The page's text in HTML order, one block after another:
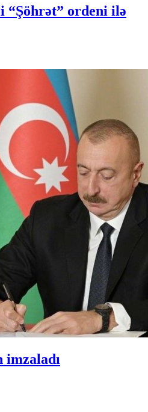
“Şöhrət” ordeni ilə
imzaladı